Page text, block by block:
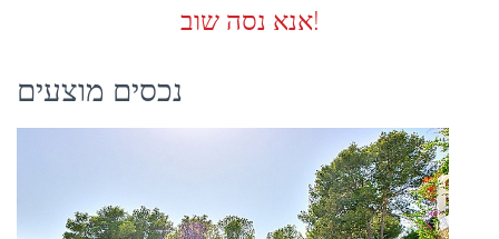
אנא נסה שוב!
נכסים מוצעים